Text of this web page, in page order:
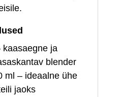
kaasaegne ja
blender
ml – ideaalne ühe
jaoks